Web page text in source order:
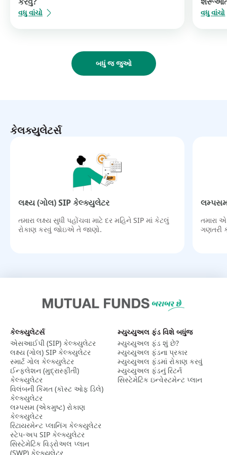
વધુ વાંચો વધુ વાંચો
બધું જ જુઓ
કેલક્યુલેટર્સ
લક્ષ્ય (ગોલ) SIP કેલ્ક્યુલેટર​
તમારા લક્ષ્ય સુધી પહોંચવા માટે દર મહિને SIP માં કેટલું
રોકાણ કરવું જોઇએ તે જાણો.
તમારા
ગણતરી
કેલ્ક્યુલેટર્સ
એસઆઈપી (SIP) કેલ્ક્યુલેટર​
લક્ષ્ય (ગોલ) SIP કેલ્ક્યુલેટર​
સ્માર્ટ ગોલ કેલ્ક્યુલેટર
ઈન્ફ્લેશન (મુદ્રાસ્ફીતી)
કેલ્ક્યુલેટર​
વિલંબની કિંમત (કૉસ્ટ ઓફ ડિલે)
કેલ્ક્યુલેટર​
લમ્પસમ (એકમુષ્ટ) રોકાણ
કેલ્ક્યુલેટર​
રિટાયરમેન્ટ પ્લાનિંગ કેલ્ક્યુલેટર​
સ્ટેપ-અપ SIP કેલ્ક્યુલેટર
સિસ્ટેમેટિક વિડ્રોઅલ પ્લાન
(SWP) કેલ્ક્યુલેટર
મ્યુચ્યુઅલ ફંડ વિશે બધુંજ
મ્યુચ્યુઅલ ફંડ શું છે?
મ્યુચ્યુઅલ ફંડના પ્રકાર
મ્યુચ્યુઅલ ફંડમાં રોકાણ કરવું
મ્યુચ્યુઅલ ફંડનું રિટર્ન
સિસ્ટેમેટિક ઇન્વેસ્ટમેન્ટ પ્લાન